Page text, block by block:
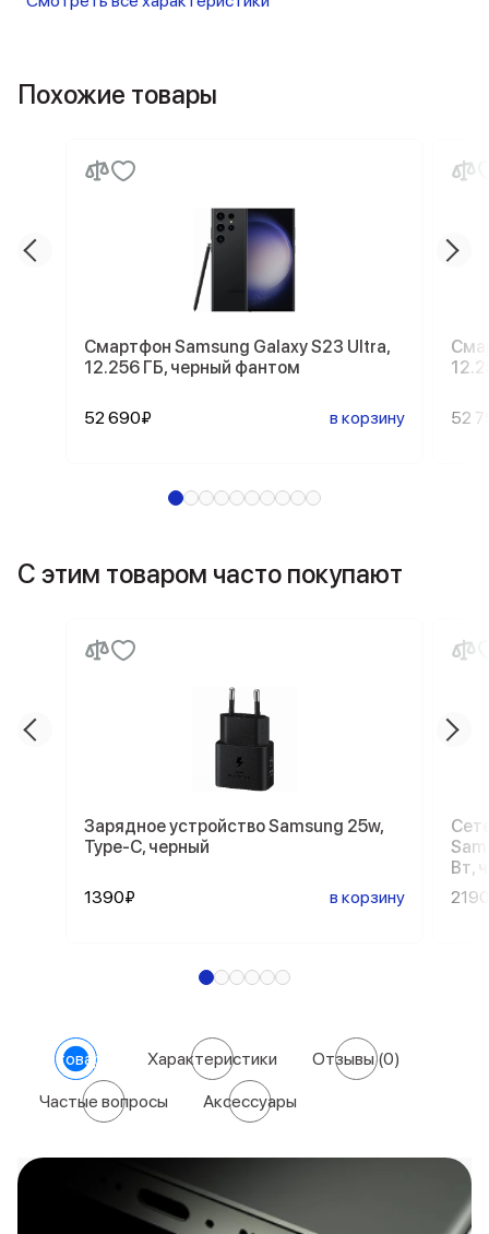
Похожие товары
Смартфон Samsung Galaxy S23 Ultra,
12.256 ГБ, черный фантом
52 690₽ в корзину 52
С этим товаром часто покупают
Зарядное устройство Samsung 25w,
Type-C, черный
1390₽ в корзину
Вт,
О товаре Характеристики Отзывы(0)
Частые вопросы Аксессуары